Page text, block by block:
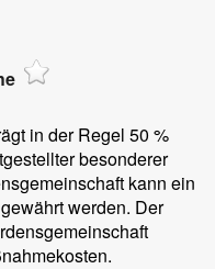
in der Regel 50 %
besonderer
kann ein
werden. Der